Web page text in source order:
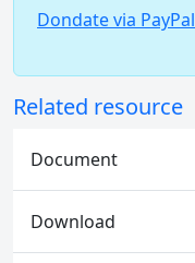
Dondate via PayPal
Related resource
Document
Download